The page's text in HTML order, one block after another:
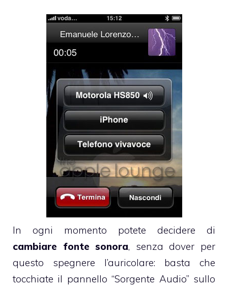
In ogni momento potete decidere di
cambiare fonte sonora, senza dover per
questo spegnere l’auricolare: basta che
tocchiate il pannello “Sorgente Audio” sullo